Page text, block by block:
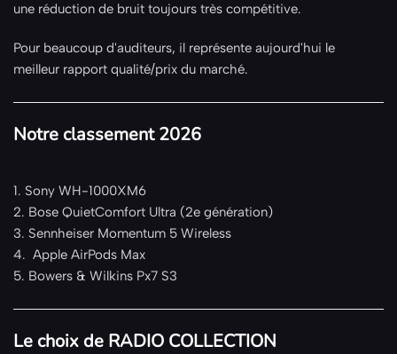
une réduction de bruit toujours très compétitive.
Pour beaucoup d'auditeurs, il représente aujourd'hui le
meilleur rapport qualité/prix du marché.
Notre classement 2026
1. Sony WH-1000XM6
2. Bose QuietComfort Ultra (2e génération)
3. Sennheiser Momentum 5 Wireless
4. Apple AirPods Max
5. Bowers & Wilkins Px7 S3
Le choix de RADIO COLLECTION